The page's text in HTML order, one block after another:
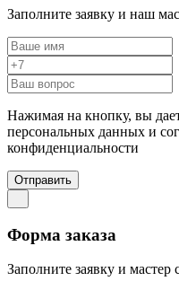
Заполните заявку и наш
Нажимая на кнопку, вы
персональных данных и
конфиденциальности
Отправить
Форма заказа
Заполните заявку и мастер